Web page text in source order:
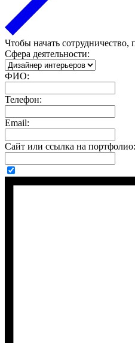
Чтобы начать
Сфера деятельности:
ФИО:
Телефон:
Email:
Сайт или ссылка на портфолио: